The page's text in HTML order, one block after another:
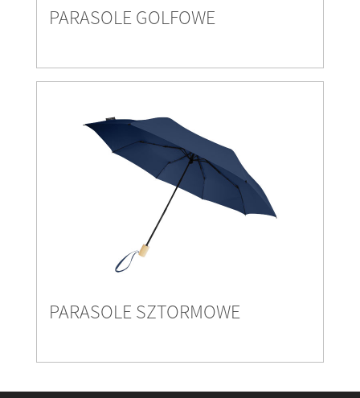
PARASOLE GOLFOWE
PARASOLE SZTORMOWE